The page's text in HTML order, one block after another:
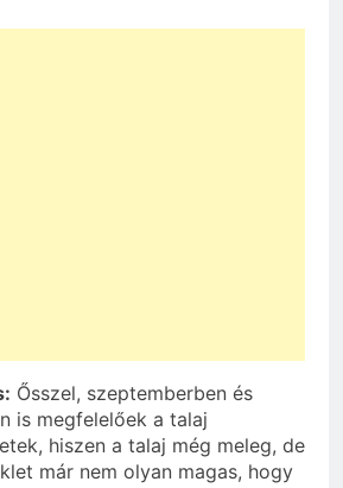
Ősszel, szeptemberben és
is megfelelőek a talaj
hiszen a talaj még meleg, de
már nem olyan magas, hogy